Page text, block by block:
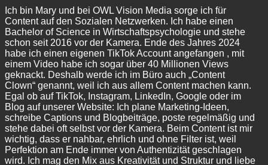
Ich bin Mary und bei OWL Vision Media sorge ich für
Content auf den Sozialen Netzwerken. Ich habe einen
Bachelor of Science in Wirtschaftspsychologie und stehe
schon seit 2016 vor der Kamera. Ende des Jahres 2024
habe ich einen eigenen TikTok Account angefangen , mit
einem Video habe ich sogar über 40 Millionen Views
geknackt. Deshalb werde ich im Büro auch „Content
Clown“ genannt, weil ich aus allem Content machen kann.
Egal ob auf TikTok, Instagram, LinkedIn, Google oder im
Blog auf unserer Website: Ich plane Marketing-Ideen,
schreibe Captions und Blogbeiträge, poste regelmäßig und
stehe dabei oft selbst vor der Kamera. Beim Content ist mir
wichtig, dass er nahbar, ehrlich und ohne Filter ist, weil
Perfektion am Ende immer von Authentizität geschlagen
wird. Ich mag den Mix aus Kreativität und Struktur und liebe